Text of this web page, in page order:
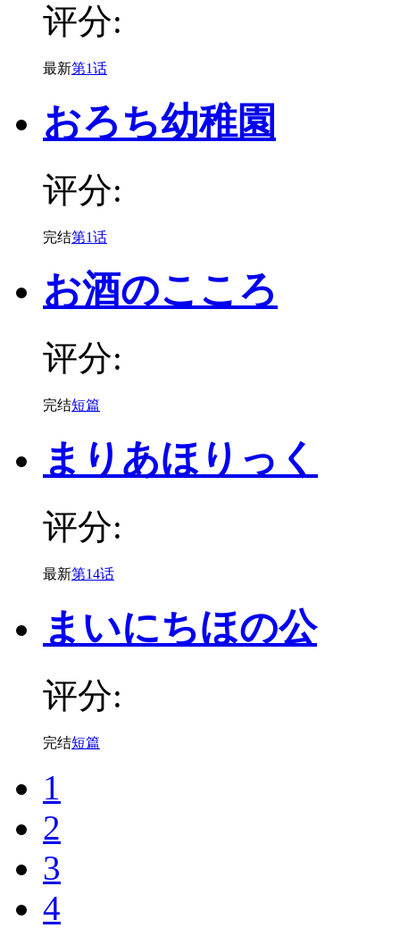
评分:
最新第1话
おろち幼稚園
评分:
完结第1话
お酒のこころ
评分:
完结短篇
まりあほりっく
评分:
最新第14话
まいにちほの公
评分:
完结短篇
1
2
3
4